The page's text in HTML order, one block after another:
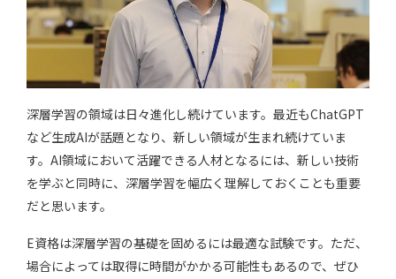
深層学習の領域は日々進化し続けています。最近もChatGPT
など生成AIが話題となり、新しい領域が生まれ続けていま
す。AI領域において活躍できる人材となるには、新しい技術
を学ぶと同時に、深層学習を幅広く理解しておくことも重要
だと思います。
E資格は深層学習の基礎を固めるには最適な試験です。ただ、
場合によっては取得に時間がかかる可能性もあるので、ぜひ